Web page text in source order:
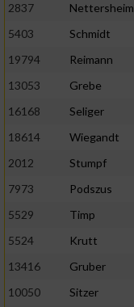
2837
Nettersheim
5403
Schmidt
19794
Reimann
13053
Grebe
16168
Seliger
18614
Wiegandt
2012
Stumpf
7973
Podszus
5529
Timp
5524
Krutt
13416
Gruber
10050
Sitzer